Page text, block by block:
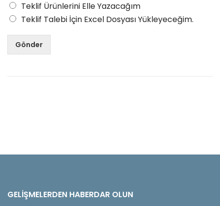
Teklif Ürünlerini Elle Yazacağım
Teklif Talebi İçin Excel Dosyası Yükleyeceğim.
Gönder
GELIŞMELERDEN HABERDAR OLUN